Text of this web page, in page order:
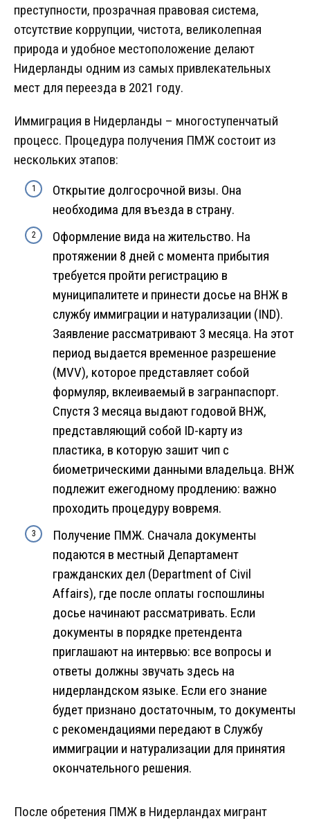
преступности, прозрачная правовая система,
отсутствие коррупции, чистота, великолепная
природа и удобное местоположение делают
Нидерланды одним из самых привлекательных
мест для переезда в 2021 году.
Иммиграция в Нидерланды – многоступенчатый
процесс. Процедура получения ПМЖ состоит из
нескольких этапов:
Открытие долгосрочной визы. Она
необходима для въезда в страну.
Оформление вида на жительство. На
протяжении 8 дней с момента прибытия
требуется пройти регистрацию в
муниципалитете и принести досье на ВНЖ в
службу иммиграции и натурализации (IND).
Заявление рассматривают 3 месяца. На этот
период выдается временное разрешение
(MVV), которое представляет собой
формуляр, вклеиваемый в загранпаспорт.
Спустя 3 месяца выдают годовой ВНЖ,
представляющий собой ID-карту из
пластика, в которую зашит чип с
биометрическими данными владельца. ВНЖ
подлежит ежегодному продлению: важно
проходить процедуру вовремя.
Получение ПМЖ. Сначала документы
подаются в местный Департамент
гражданских дел (Department of Civil
Affairs), где после оплаты госпошлины
досье начинают рассматривать. Если
документы в порядке претендента
приглашают на интервью: все вопросы и
ответы должны звучать здесь на
нидерландском языке. Если его знание
будет признано достаточным, то документы
с рекомендациями передают в Службу
иммиграции и натурализации для принятия
окончательного решения.
После обретения ПМЖ в Нидерландах мигрант